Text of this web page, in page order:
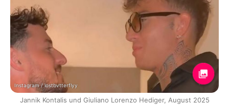
Instagram / lostbvtterflyy
Jannik Kontalis und Giuliano Lorenzo Hediger, August 2025